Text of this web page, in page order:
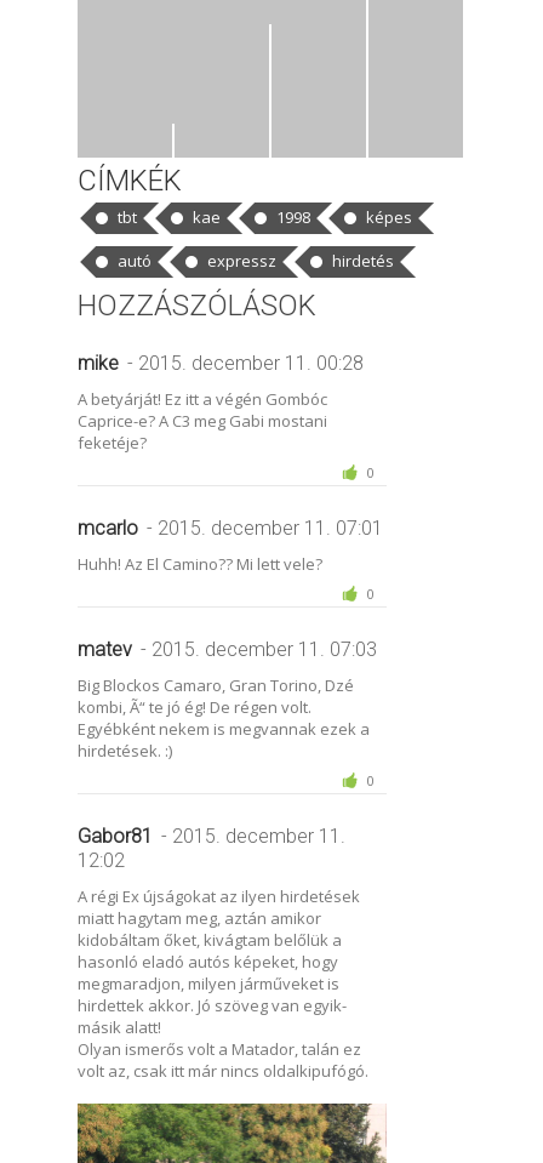
CÍMKÉK
tbt kae 1998
képes
autó
expressz hirdetés
HOZZÁSZÓLÁSOK
mike - 2015. december 11. 00:28
A betyárját! Ez itt a végén Gombóc
Caprice-e? A C3 meg Gabi mostani
feketéje?
0
mcarlo - 2015. december 11. 07:01
Huhh! Az El Camino?? Mi lett vele?
0
matev - 2015. december 11. 07:03
Big Blockos Camaro, Gran Torino, Dzé
kombi, Ã“ te jó ég! De régen volt.
Egyébként nekem is megvannak ezek a
hirdetések. :)
0
Gabor81 - 2015. december 11.
12:02
A régi Ex újságokat az ilyen hirdetések
miatt hagytam meg, aztán amikor
kidobáltam őket, kivágtam belőlük a
hasonló eladó autós képeket, hogy
megmaradjon, milyen járműveket is
hirdettek akkor. Jó szöveg van egyik-
másik alatt!
Olyan ismerős volt a Matador, talán ez
volt az, csak itt már nincs oldalkipufógó.